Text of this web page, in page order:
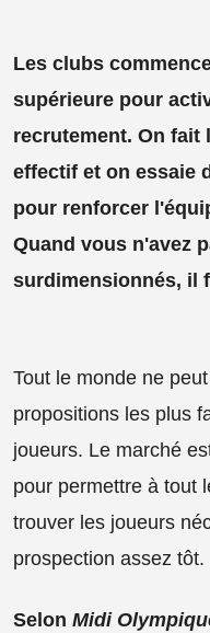
Les clubs
supérieure pour
recrutement. On
effectif et on essaie
pour renforcer
Quand vous n'avez
surdimensionnés, il
Tout le monde ne
propositions les plus
joueurs. Le marché
pour permettre à tout
trouver les joueurs
prospection assez tôt.
Selon Midi